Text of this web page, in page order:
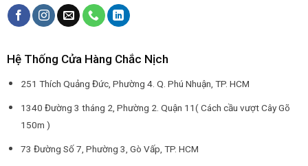
Hệ Thống Cửa Hàng Chắc Nịch
251 Thích Quảng Đức, Phường 4. Q. Phú Nhuận, TP. HCM
1340 Đường 3 tháng 2, Phường 2. Quận 11( Cách cầu vượt Cây Gõ
150m )
73 Đường Số 7, Phường 3, Gò Vấp, TP. HCM